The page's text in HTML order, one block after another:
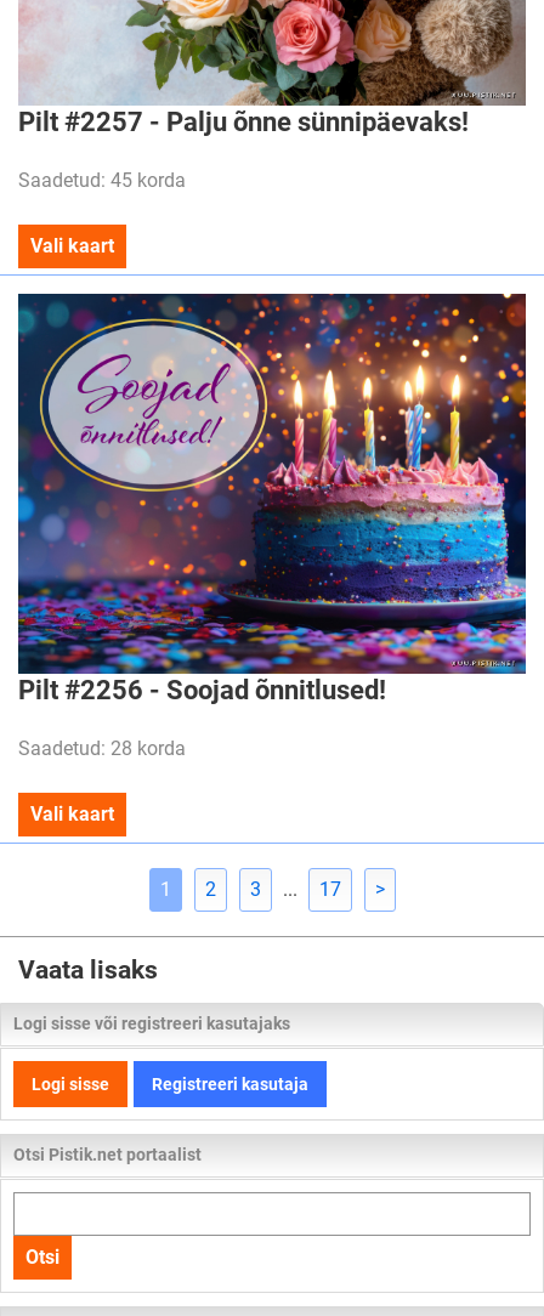
Pilt #2257 - Palju õnne sünnipäevaks!
Saadetud: 45 korda
Vali kaart
Pilt #2256 - Soojad õnnitlused!
Saadetud: 28 korda
Vali kaart
1 2 3 ... 17 >
Vaata lisaks
Logi sisse või registreeri kasutajaks
Logi sisse Registreeri kasutaja
Otsi Pistik.net portaalist
kogu
lehelt
Otsi